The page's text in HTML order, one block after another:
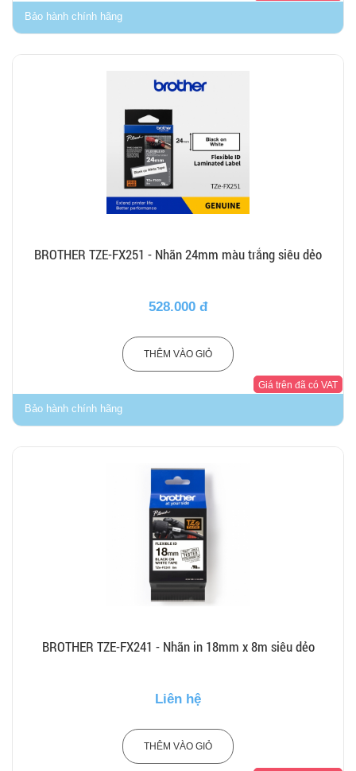
Bảo hành chính hãng
BROTHER TZE-FX251 - Nhãn 24mm màu trắng siêu dẻo
528.000 đ
THÊM VÀO GIỎ
Bảo hành chính hãng
Giá trên đã có VAT
BROTHER TZE-FX241 - Nhãn in 18mm x 8m siêu dẻo
Liên hệ
THÊM VÀO GIỎ